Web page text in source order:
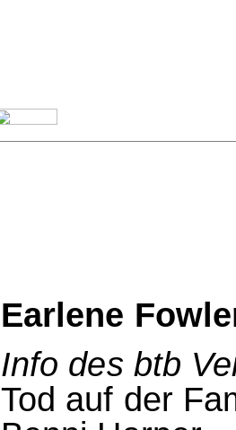
Earlene
Info des btb
Tod auf der